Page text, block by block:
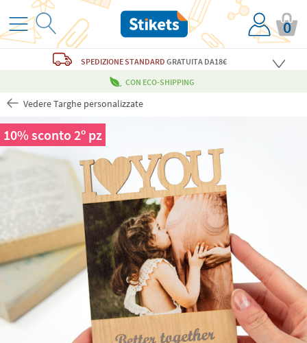
0
SPEDIZIONE STANDARD GRATUITADA18€
CON ECO-SHIPPING
Vedere Targhe personalizzate
10% sconto 2º pz